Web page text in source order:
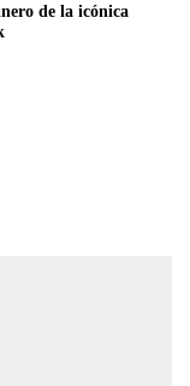
de la icónica